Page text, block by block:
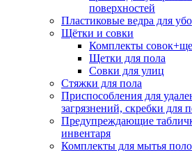
поверхностей
Пластиковые ведра для
Щётки и совки
Комплекты
Щетки для пола
Совки для улиц
Стяжки для пола
Приспособления для
загрязнений, скребки для
Предупреждающие
инвентаря
Комплекты для мытья